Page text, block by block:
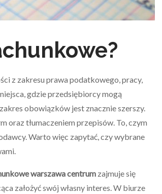
z zakresu prawa podatkowego, pracy,
gdzie przedsiębiorcy mogą
obowiązków jest znacznie szerszy.
oraz tłumaczeniem przepisów. To, czym
Warto więc zapytać, czy wybrane
warszawa centrum zajmuje się
założyć swój własny interes. W biurze